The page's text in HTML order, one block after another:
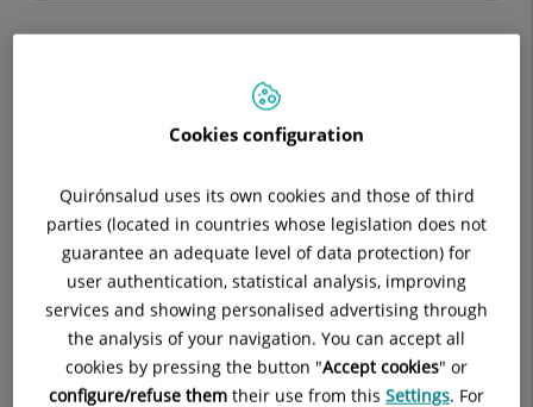
Equipo Médico
Consulta la información completade esta
especialidaden laweb de Quirónsalud.
Los especialistas del servicio de aparato digestivo de Hospital
Ruber Juan Bravo se ocupan de las enfermedades que
Cookies configuration
Quirónsalud uses its own cookies and those of third
parties (located in countries whose legislation does not
guarantee an adequate level of data protection) for
user authentication, statistical analysis, improving
services and showing personalised advertising through
the analysis of your navigation. You can accept all
cookies by pressing the button "Accept cookies" or
configure/refuse them their use from this Settings. For